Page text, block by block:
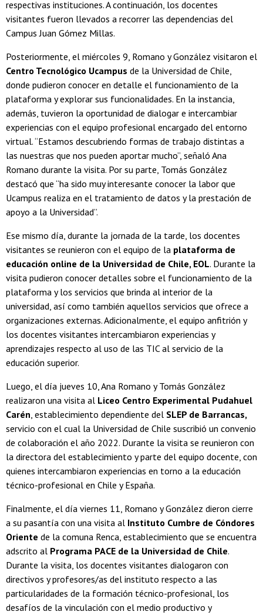
respectivas instituciones. A continuación, los docentes
visitantes fueron llevados a recorrer las dependencias del
Campus Juan Gómez Millas.
Posteriormente, el miércoles 9, Romano y González visitaron el
Centro Tecnológico Ucampus de la Universidad de Chile,
donde pudieron conocer en detalle el funcionamiento de la
plataforma y explorar sus funcionalidades. En la instancia,
además, tuvieron la oportunidad de dialogar e intercambiar
experiencias con el equipo profesional encargado del entorno
virtual. “Estamos descubriendo formas de trabajo distintas a
las nuestras que nos pueden aportar mucho”, señaló Ana
Romano durante la visita. Por su parte, Tomás González
destacó que “ha sido muy interesante conocer la labor que
Ucampus realiza en el tratamiento de datos y la prestación de
apoyo a la Universidad”.
Ese mismo día, durante la jornada de la tarde, los docentes
visitantes se reunieron con el equipo de la plataforma de
educación online de la Universidad de Chile, EOL. Durante la
visita pudieron conocer detalles sobre el funcionamiento de la
plataforma y los servicios que brinda al interior de la
universidad, así como también aquellos servicios que ofrece a
organizaciones externas. Adicionalmente, el equipo anfitrión y
los docentes visitantes intercambiaron experiencias y
aprendizajes respecto al uso de las TIC al servicio de la
educación superior.
Luego, el día jueves 10, Ana Romano y Tomás González
realizaron una visita al Liceo Centro Experimental Pudahuel
Carén , establecimiento dependiente del SLEP de Barrancas,
servicio con el cual la Universidad de Chile suscribió un convenio
de colaboración el año 2022. Durante la visita se reunieron con
la directora del establecimiento y parte del equipo docente, con
quienes intercambiaron experiencias en torno a la educación
técnico-profesional en Chile y España.
Finalmente, el día viernes 11, Romano y González dieron cierre
a su pasantía con una visita al Instituto Cumbre de Cóndores
Oriente de la comuna Renca, establecimiento que se encuentra
adscrito al Programa PACE de la Universidad de Chile.
Durante la visita, los docentes visitantes dialogaron con
directivos y profesores/as del instituto respecto a las
particularidades de la formación técnico-profesional, los
desafíos de la vinculación con el medio productivo y